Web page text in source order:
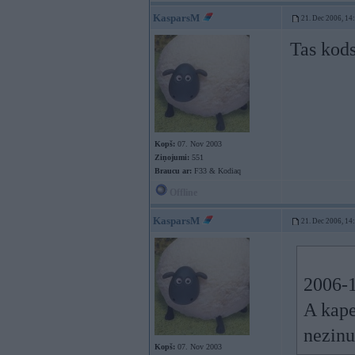
KasparsM 21. Dec 2006,
Kopš: 07. Nov 2003
Ziņojumi: 551
Braucu ar: F33 & Kodiaq
Tas
KasparsM 21. Dec 2006,
Kopš: 07. Nov 2003
2006-
A